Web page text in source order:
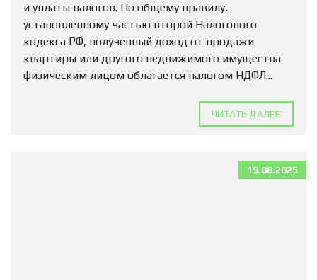
и уплаты налогов. По общему правилу,
установленному частью второй Налогового
кодекса РФ, полученный доход от продажи
квартиры или другого недвижимого имущества
физическим лицом облагается налогом НДФЛ...
ЧИТАТЬ ДАЛЕЕ
19.08.2025